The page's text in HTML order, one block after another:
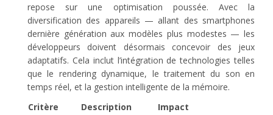
repose sur une optimisation poussée. Avec la
diversification des appareils — allant des smartphones
dernière génération aux modèles plus modestes — les
développeurs doivent désormais concevoir des jeux
adaptatifs. Cela inclut l’intégration de technologies telles
que le rendering dynamique, le traitement du son en
temps réel, et la gestion intelligente de la mémoire.
Critère
Description
Impact